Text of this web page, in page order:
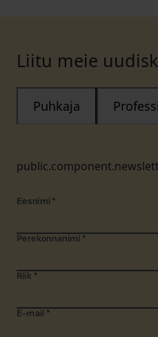
Liitu meie
Puhkaja
Eesnimi *
Perekonnanimi *
Riik *
E-mail *